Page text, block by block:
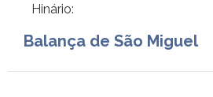
Hinário:
Balança de São Miguel